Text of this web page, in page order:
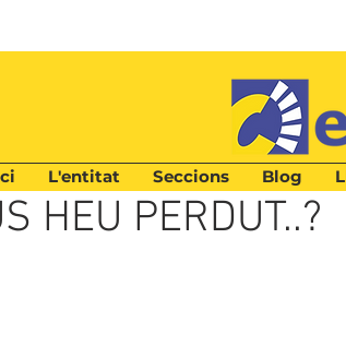
HEU PERDUT..?
2025 1 min de lectura
L'entitat Seccions Blog